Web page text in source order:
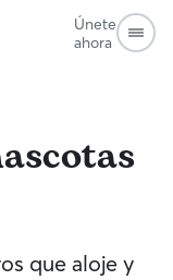
Únete
ahora
que aloje y